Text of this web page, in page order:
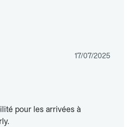
17/07/2025
pour les arrivées à